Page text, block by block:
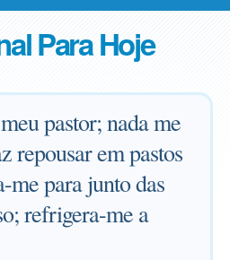
Para Hoje
pastor; nada me
repousar em pastos
me para junto das
refrigera-me a